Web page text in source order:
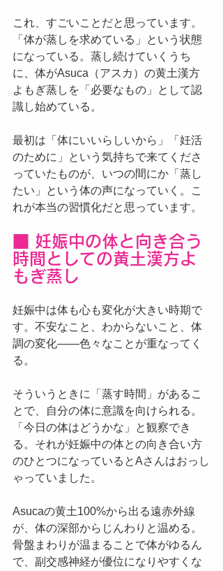
これ、すごいことだと思っています。
「体が蒸しを求めている」という状態
になっている。蒸し続けていくうち
に、体がAsuca（アスカ）の黄土漢方
よもぎ蒸しを「必要なもの」として認
識し始めている。
最初は「体にいいらしいから」「妊活
のために」という気持ちで来てくださ
っていたものが、いつの間にか「蒸し
たい」という体の声になっていく。こ
れが本当の習慣化だと思っています。
■ 妊娠中の体と向き合う
時間としての黄土漢方よ
もぎ蒸し
妊娠中は体も心も変化が大きい時期で
す。不安なこと、わからないこと、体
調の変化——色々なことが重なってく
る。
そういうときに「蒸す時間」があるこ
とで、自分の体に意識を向けられる。
「今日の体はどうかな」と観察でき
る。それが妊娠中の体との向き合い方
のひとつになっているとAさんはおっし
ゃっていました。
Asucaの黄土100%から出る遠赤外線
が、体の深部からじんわりと温める。
骨盤まわりが温まることで体がゆるん
で、副交感神経が優位になりやすくな